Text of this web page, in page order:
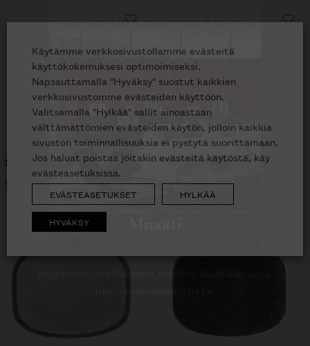
Shearling tyyny
MINOTTI
Braque tyyny
MINOTTI
Inspiroidu italialaisen merkin laadukkaasta
Valitse katalogi
Digitaalisen katalogin
Käytämme verkkosivustollamme evästeitä
käyttökokemuksesi optimoimiseksi.
Napsauttamalla "Hyväksy" suostut kaikkien
verkkosivustomme evästeiden käyttöön.
Valitsemalla "Hylkää" sallit ainoastaan
välttämättömien evästeiden käytön, jolloin kaikkia
sivuston toiminnallisuuksia ei pystytä suorittamaan.
Jos haluat poistaa joitakin evästeitä käytöstä, käy
evästeasetuksissa.
EVÄSTEASETUKSET HYLKÄÄ
HYVÄKSY